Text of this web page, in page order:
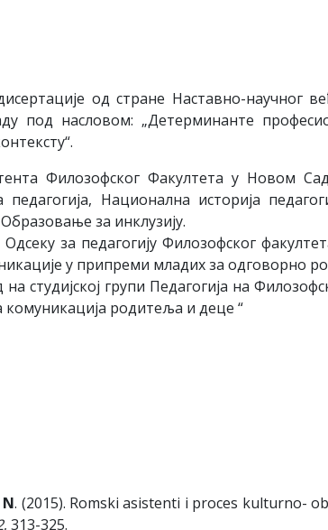
од стране Наставно-научног
под насловом: „Детерминанте
Филозофског Факултета у Новом
Национална историја
за инклузију.
за педагогију Филозофског
у припреми младих за одговорно
студијској групи Педагогија на
родитеља и деце “
N. (2015). Romski asistenti i proces kulturno-
, 313-325.